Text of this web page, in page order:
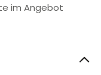
im Angebot